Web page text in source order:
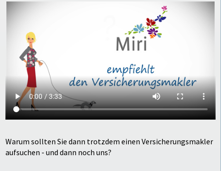
Warum sollten Sie dann trotzdem einen Versicherungsmakler
aufsuchen - und dann noch uns?